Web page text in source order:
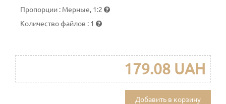
Пропорции : Мерные, 1:2
Количество файлов : 1
179.08 UAH
Добавить в корзину